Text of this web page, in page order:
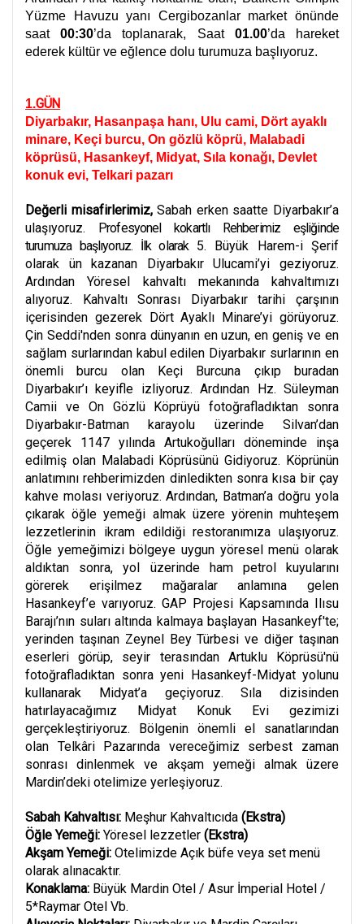
Yüzme Havuzu yanı Cergibozanlar market önünde
saat00:30’da toplanarak, Saat 01.00’da hareket
ederek kültür ve eğlence dolu turumuza başlıyoruz.
1.GÜN
Diyarbakır, Hasanpaşa hanı, Ulu cami, Dört ayaklı
minare, Keçi burcu, On gözlü köprü, Malabadi
köprüsü, Hasankeyf, Midyat, Sıla konağı, Devlet
konuk evi, Telkari pazarı
Değerli misafirlerimiz,Sabah erken saatte Diyarbakır’a
ulaşıyoruz. Profesyonel kokartlı Rehberimiz eşliğinde
turumuza başlıyoruz. İlk olarak 5. Büyük Harem-i Şerif
olarak ün kazanan Diyarbakır Ulucami’yi geziyoruz.
Ardından Yöresel kahvaltı mekanında kahvaltımızı
alıyoruz. Kahvaltı Sonrası Diyarbakır tarihi çarşının
içerisinden gezerek Dört Ayaklı Minare’yi görüyoruz.
Çin Seddi'nden sonra dünyanın en uzun, en geniş ve en
sağlam surlarından kabul edilen Diyarbakır surlarının en
önemli burcu olan Keçi Burcuna çıkıp buradan
Diyarbakır’ı keyifle izliyoruz. Ardından Hz. Süleyman
Camii ve On Gözlü Köprüyü fotoğrafladıktan sonra
Diyarbakır-Batman karayolu üzerinde Silvan’dan
geçerek 1147 yılında Artukoğulları döneminde inşa
edilmiş olan Malabadi Köprüsünü Gidiyoruz. Köprünün
anlatımını rehberimizden dinledikten sonra kısa bir çay
kahve molası veriyoruz. Ardından, Batman’a doğru yola
çıkarak öğle yemeği almak üzere yörenin muhteşem
lezzetlerinin ikram edildiği restoranımıza ulaşıyoruz.
Öğle yemeğimizi bölgeye uygun yöresel menü olarak
aldıktan sonra, yol üzerinde ham petrol kuyularını
görerek erişilmez mağaralar anlamına gelen
Hasankeyf’e varıyoruz. GAP Projesi Kapsamında Ilısu
Barajı’nın suları altında kalmaya başlayan Hasankeyf'te;
yerinden taşınan Zeynel Bey Türbesi ve diğer taşınan
eserleri görüp, seyir terasından Artuklu Köprüsü'nü
fotoğrafladıktan sonra yeni Hasankeyf-Midyat yolunu
kullanarak Midyat’a geçiyoruz. Sıla dizisinden
hatırlayacağımız Midyat Konuk Evi gezimizi
gerçekleştiriyoruz. Bölgenin önemli el sanatlarından
olan Telkâri Pazarında vereceğimiz serbest zaman
sonrası dinlenmek ve akşam yemeği almak üzere
Mardin’deki otelimize yerleşiyoruz.
Sabah Kahvaltısı: Meşhur Kahvaltıcıda (Ekstra)
Öğle Yemeği: Yöresel lezzetler (Ekstra)
Akşam Yemeği: Otelimizde Açık büfe veya set menü
olarak alınacaktır.
Konaklama: Büyük Mardin Otel / Asur İmperial Hotel /
5*Raymar Otel Vb.